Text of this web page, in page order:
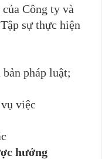
Công ty và
sự thực hiện
pháp luật;
việc
hưởng